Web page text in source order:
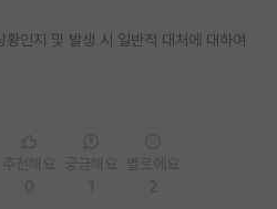
인지 및 발생 시 일반적 대처에 대하여